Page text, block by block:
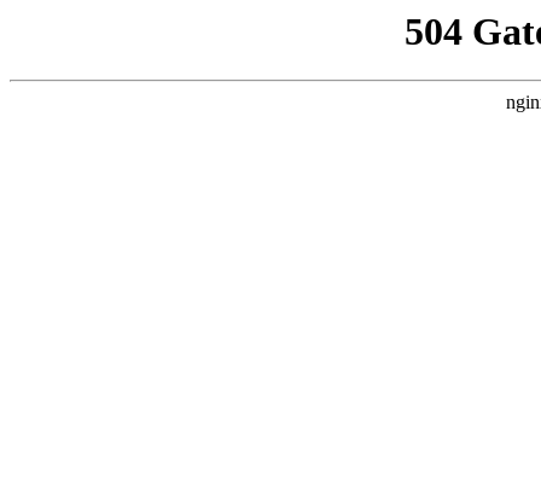
504